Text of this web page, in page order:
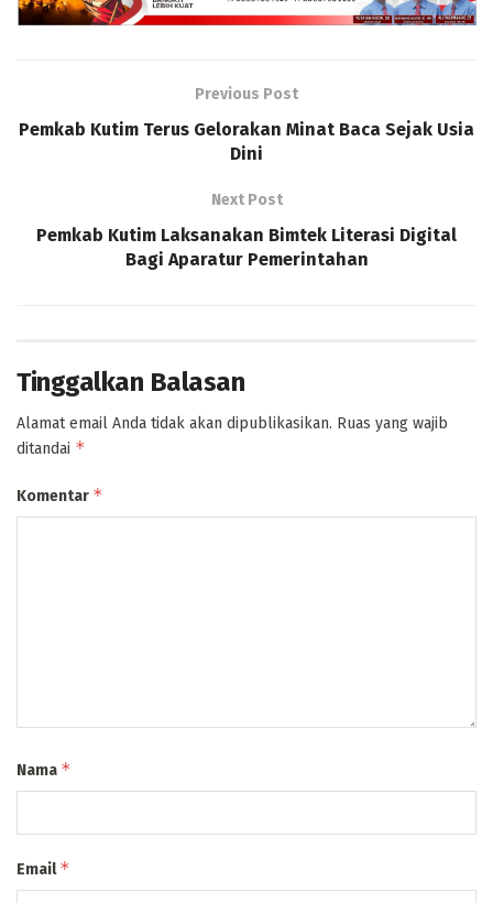
Previous Post
Pemkab Kutim Terus Gelorakan Minat Baca Sejak Usia
Dini
Next Post
Pemkab Kutim Laksanakan Bimtek Literasi Digital
Bagi Aparatur Pemerintahan
Tinggalkan Balasan
Alamat email Anda tidak akan dipublikasikan. Ruas yang wajib
ditandai *
Komentar *
Nama *
Email*